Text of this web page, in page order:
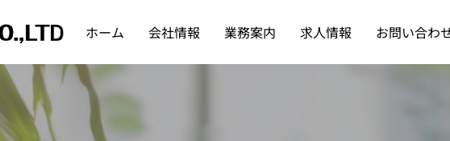
ホーム 会社情報 業務案内 求人情報 お問い合わ